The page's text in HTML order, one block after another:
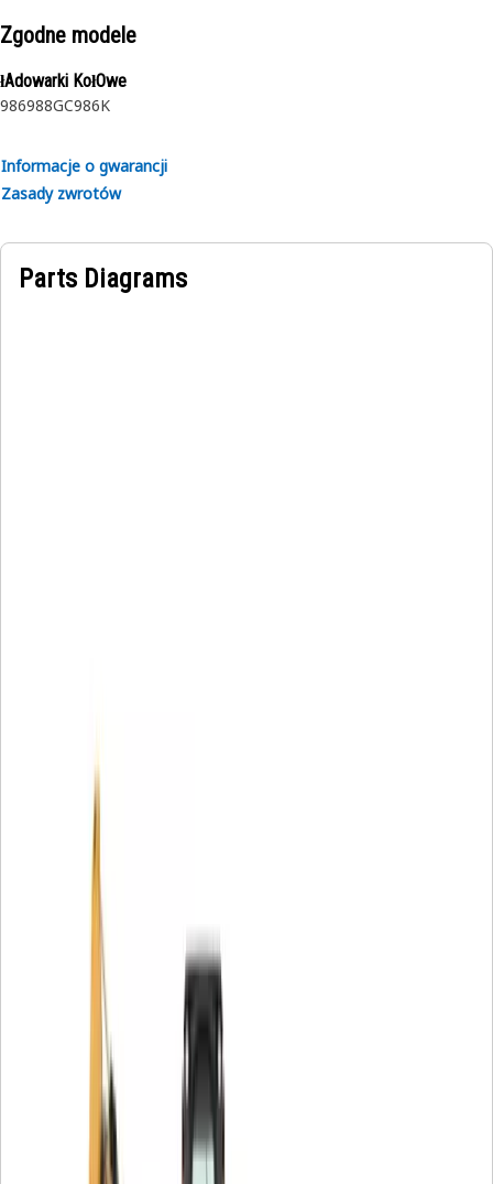
Zgodne modele
łAdowarki KołOwe
986988GC986K
Informacje o gwarancji
Zasady zwrotów
Parts Diagrams